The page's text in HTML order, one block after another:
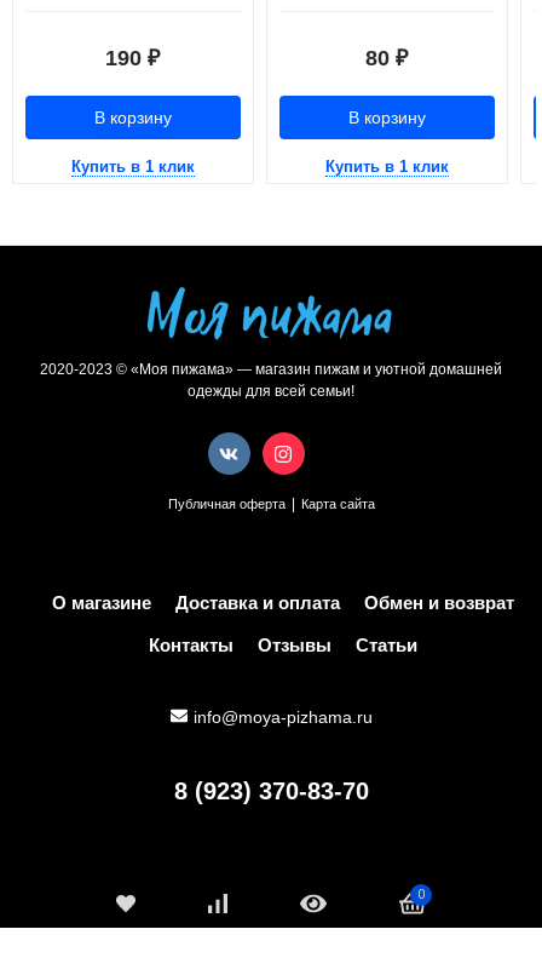
190 ₽
В корзину
Купить в 1 клик
80 ₽
В корзину
Купить в 1 клик
2020-2023 © «Моя пижама» — магазин пижам и уютной домашней
одежды для всей семьи!
Публичная оферта | Карта сайта
О магазине Доставка и оплата Обмен и возврат
Контакты Отзывы Статьи
info@moya-pizhama.ru
8 (923) 370-83-70
0